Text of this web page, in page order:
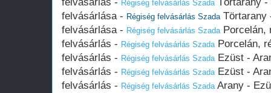
Régiség felvásárlás Szada
felvásárlása - Régiség felvásárlás SzadaTörtarany
felvásárlása - Régiség felvásárlás SzadaPorcelán,
felvásárlás - Régiség felvásárlás SzadaPorcelán,
felvásárlás - Régiség felvásárlás SzadaEzüst -
felvásárlás - Régiség felvásárlás SzadaEzüst -
felvásárlás - Régiség felvásárlás SzadaArany -